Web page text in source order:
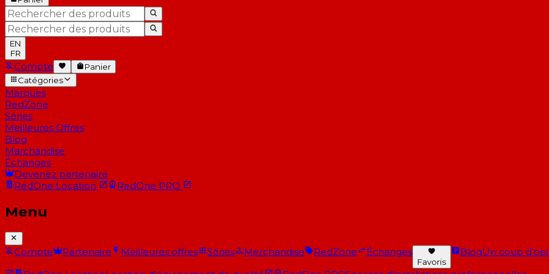
EN
FR
Compte
Panier
Catégories
Marques
RedZone
Séries
Meilleures Offres
Blog
Marchandise
Échanges
Devenez partenaire
RedOne Location RedOne PRO
Menu
Compte Partenaire Meilleures offres Séries Merchandise RedZone Échanges
Favoris
BlogUn coup